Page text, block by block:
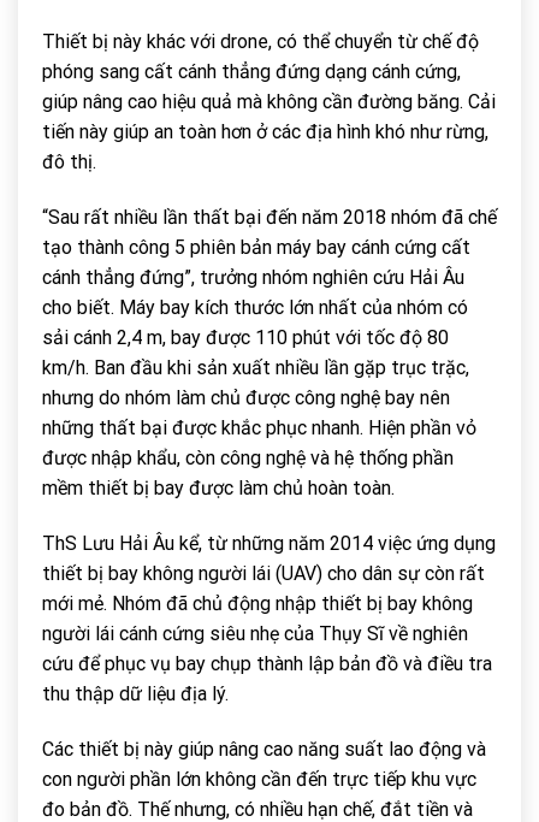
Thiết bị này khác với drone, có thể chuyển từ chế độ
phóng sang cất cánh thẳng đứng dạng cánh cứng,
giúp nâng cao hiệu quả mà không cần đường băng. Cải
tiến này giúp an toàn hơn ở các địa hình khó như rừng,
đô thị.
“Sau rất nhiều lần thất bại đến năm 2018 nhóm đã chế
tạo thành công 5 phiên bản máy bay cánh cứng cất
cánh thẳng đứng”, trưởng nhóm nghiên cứu Hải Âu
cho biết. Máy bay kích thước lớn nhất của nhóm có
sải cánh 2,4 m, bay được 110 phút với tốc độ 80
km/h. Ban đầu khi sản xuất nhiều lần gặp trục trặc,
nhưng do nhóm làm chủ được công nghệ bay nên
những thất bại được khắc phục nhanh. Hiện phần vỏ
được nhập khẩu, còn công nghệ và hệ thống phần
mềm thiết bị bay được làm chủ hoàn toàn.
ThS Lưu Hải Âu kể, từ những năm 2014 việc ứng dụng
thiết bị bay không người lái (UAV) cho dân sự còn rất
mới mẻ. Nhóm đã chủ động nhập thiết bị bay không
người lái cánh cứng siêu nhẹ của Thụy Sĩ về nghiên
cứu để phục vụ bay chụp thành lập bản đồ và điều tra
thu thập dữ liệu địa lý.
Các thiết bị này giúp nâng cao năng suất lao động và
con người phần lớn không cần đến trực tiếp khu vực
đo bản đồ. Thế nhưng, có nhiều hạn chế, đắt tiền và